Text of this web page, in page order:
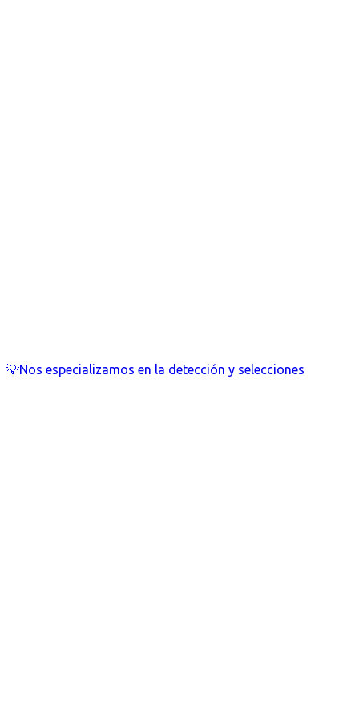
💡Nos especializamos en la detección y selecciones